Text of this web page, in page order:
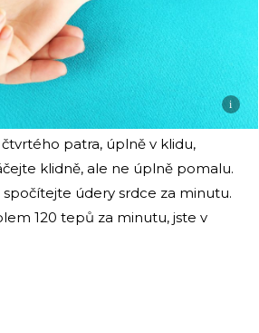
i
patra, úplně v klidu,
klidně, ale ne úplně pomalu.
údery srdce za minutu.
120 tepů za minutu, jste v